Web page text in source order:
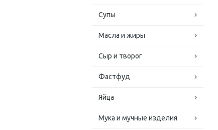
Супы
Масла и жиры
Сыр и творог
Фастфуд
Яйца
Мука и мучные изделия